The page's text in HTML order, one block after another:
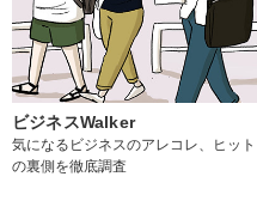
ビジネスWalker
気になるビジネスのアレコレ、ヒット
の裏側を徹底調査